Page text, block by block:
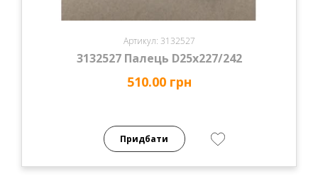
Артикул: 3132527
3132527 Палець D25х227/242
510.00 грн
Придбати